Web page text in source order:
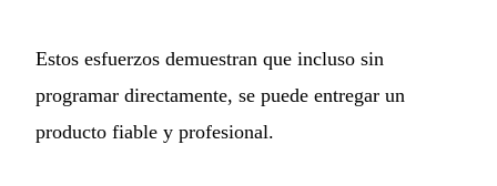
Estos esfuerzos demuestran que incluso sin
programar directamente, se puede entregar un
producto fiable y profesional.